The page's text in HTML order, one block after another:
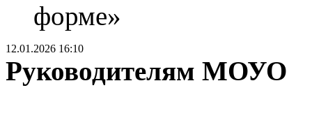
форме»
12.01.2026 16:10
Руководителям МОУО